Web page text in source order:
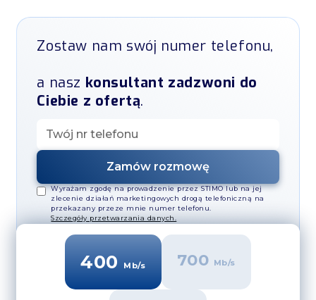
Zostaw nam swój numer telefonu,
a nasz konsultant zadzwoni do
Ciebie z ofertą.
Wyrażam zgodę na prowadzenie przez STIMO lub na jej
zlecenie działań marketingowych drogą telefoniczną na
przekazany przeze mnie numer telefonu.
Szczegóły przetwarzania danych.
Oferta korzystnych
pakietów
Internet + TV
400Mb/s 700 Mb/s